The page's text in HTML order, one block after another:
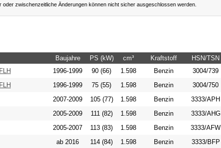
oder zwischenzeitliche Änderungen können nicht sicher ausgeschlossen werden.
Baujahre PS (kW) cm³ Kraftstoff
HSN/TSN
1996-1999 90 (66) 1.598 Benzin
3004/739
1996-1999 75 (55) 1.598 Benzin
3004/750
2007-2009 105 (77) 1.598 Benzin
3333/APH
2005-2009 111 (82) 1.598 Benzin
3333/AHG
2005-2007 113 (83) 1.598 Benzin
3333/AFW
ab 2016 114 (84) 1.598 Benzin 3333/BFP